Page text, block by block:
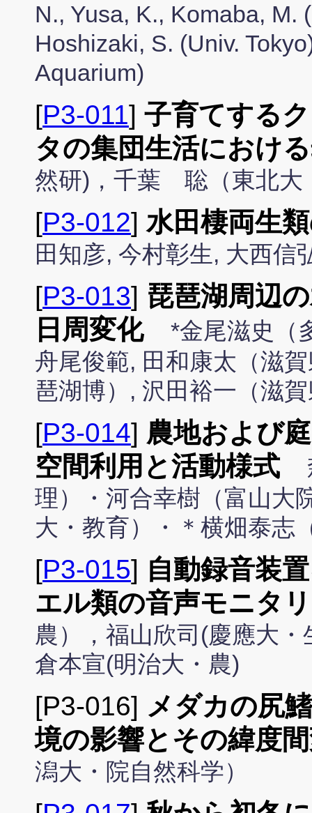
N., Yusa, K., Komaba, M.
Hoshizaki, S. (Univ.
Aquarium)
[P3-011] 子育てする
タの集団生活におけ
然研)，千葉 聡（東北大
[P3-012]水田棲両生
田知彦, 今村彰生, 大西信
[P3-013] 琵琶湖周辺
日周変化
*金尾滋史（
舟尾俊範, 田和康太（滋
琶湖博）, 沢田裕一（滋
[P3-014] 農地および
空間利用と活動様式
理）・河合幸樹（富山大
大・教育）・＊横畑泰志
[P3-015] 自動録音装
エル類の音声モニタ
農），福山欣司(慶應大
倉本宣(明治大・農)
[P3-016] メダカの尻
境の影響とその緯度
潟大・院自然科学）